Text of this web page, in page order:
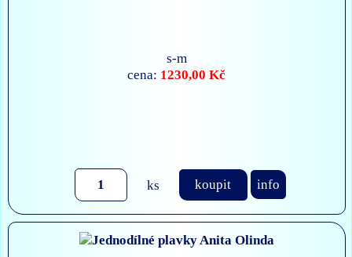
s-m
cena: 1230,00 Kč
ks koupit info